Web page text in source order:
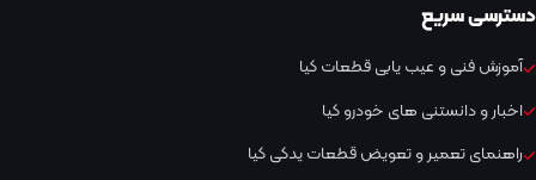
دسترسی سریع
آموزش فنی و عیب یابی قطعات کیا
اخبار و دانستنی های خودرو کیا
راهنمای تعمیر و تعویض قطعات یدکی کیا